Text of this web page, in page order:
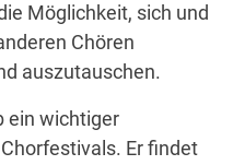
Möglichkeit, sich und
Chören
auszutauschen.
ein wichtiger
Er findet